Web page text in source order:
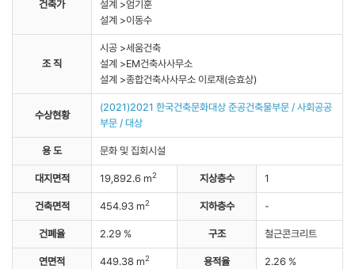
건축가
설계 >엄기훈
설계 >이동수
조 직
시공 >세움건축
설계 >EM건축사사무소
설계 >종합건축사사무소 이로재(승효상)
수상현황
(2021)2021 한국건축문화대상 준공건축물부문 / 사회공공
부문 / 대상
용 도 문화 및 집회시설
대지면적 19,892.6 m2 지상층수 1
건축면적 454.93 m2 지하층수 -
건폐율 2.29 % 구조 철근콘크리트
연면적 449.38 m2 용적율 2.26 %